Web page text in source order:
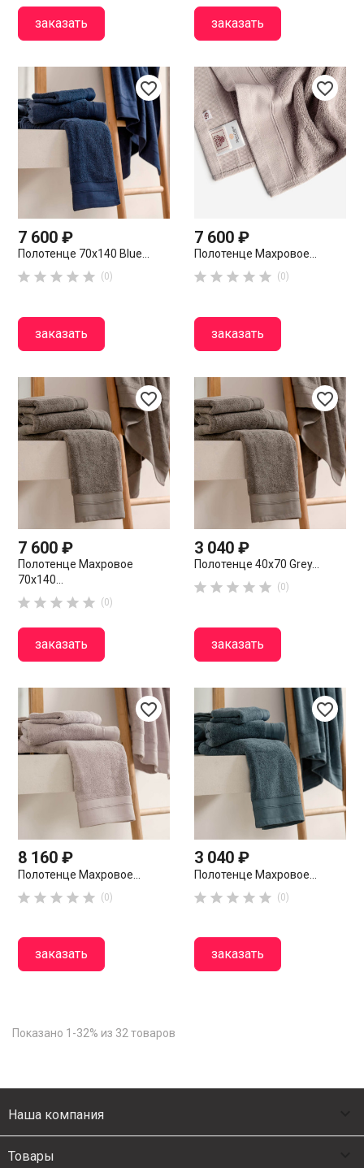
заказать заказать
favorite_border
7 600 ₽
Полотенце 70х140 Blue...
     (0)
заказать
favorite_border
7 600 ₽
Полотенце Махровое...
     (0)
заказать
favorite_border
7 600 ₽
Полотенце Махровое
70х140...
     (0)
заказать
favorite_border
3 040 ₽
Полотенце 40х70 Grey...
     (0)
заказать
favorite_border
8 160 ₽
Полотенце Махровое...
     (0)
заказать
favorite_border
3 040 ₽
Полотенце Махровое...
     (0)
заказать
Показано 1-32% из 32 товаров
Наша компания
Товары